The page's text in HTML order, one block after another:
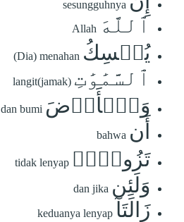
sesungguhnya
ٱللَّهَ Allah
يُمۡسِكُ (Dia) menahan
ٱلسَّمَٰوَٰتِ langit(jamak)
وَٱلۡأَرۡضَ dan bumi
أَن bahwa
تَزُولَاۚ tidak lenyap
وَلَئِن dan jika
زَالَتَآ keduanya lenyap